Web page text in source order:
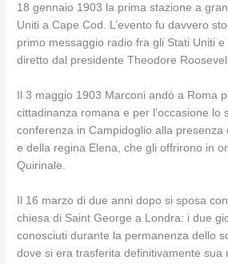
18 gennaio 1903 la prima stazione a
Uniti a Cape Cod. L’evento fu davvero
primo messaggio radio fra gli Stati Uniti
diretto dal presidente Theodore
Il 3 maggio 1903 Marconi andò a Roma
cittadinanza romana e per l’occasione lo
conferenza in Campidoglio alla presenza
e della regina Elena, che gli offrirono in
Quirinale.
Il 16 marzo di due anni dopo si sposa
chiesa di Saint George a Londra: i due
conosciuti durante la permanenza dello
dove si era trasferita definitivamente sua